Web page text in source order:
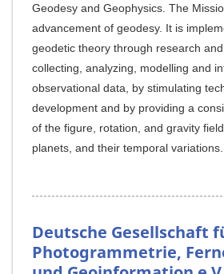
Geodesy and Geophysics. The
advancement of geodesy. It is
geodetic theory through research
collecting, analyzing, modelling and
observational data, by stimulating
development and by providing a
of the figure, rotation, and gravity
planets, and their temporal variations.
Deutsche Gesellschaft
Photogrammetrie,